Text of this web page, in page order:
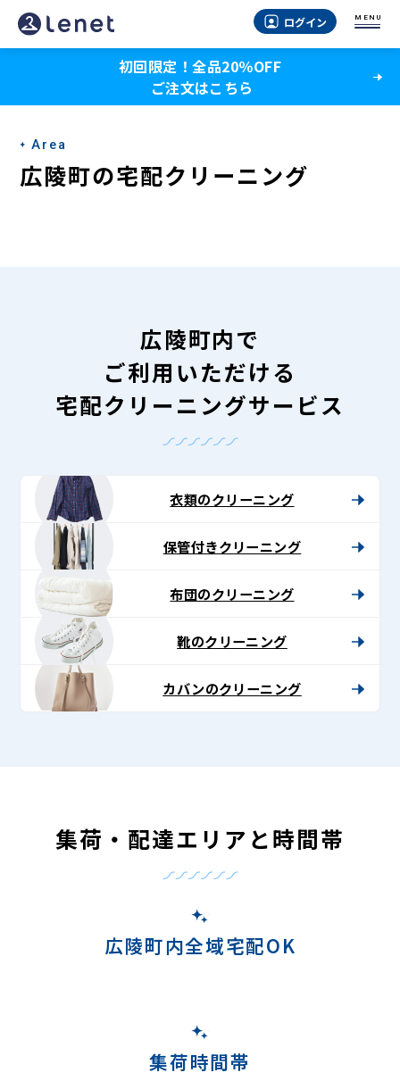
広
陵
の
宅
配
ト〉
ログイン MENU
初回限定！全品20％OFF
ご注文はこちら
Area
広陵町の宅配クリーニング
広陵町内で
ご利用いただける
宅配クリーニングサービス
衣類のクリーニング
保管付きクリーニング
布団のクリーニング
靴のクリーニング
カバンのクリーニング
集荷・配達エリアと時間帯
広陵町内全域宅配OK
集荷時間帯